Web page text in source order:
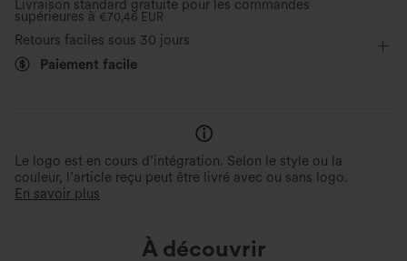
Moulante
Livraison standard gratuite pour les commandes
supérieures à €70,46 EUR
Retours faciles sous 30 jours
Paiement facile
Le logo est en cours d’intégration. Selon le style ou la
couleur, l’article reçu peut être livré avec ou sans logo.
En savoir plus
À découvrir